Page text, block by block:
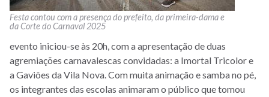
Festa contou com a presença do prefeito, da primeira-dama e
da Corte do Carnaval 2025
evento iniciou-se às 20h, com a apresentação de duas
agremiações carnavalescas convidadas: a Imortal Tricolor e
a Gaviões da Vila Nova. Com muita animação e samba no pé,
os integrantes das escolas animaram o público que tomou